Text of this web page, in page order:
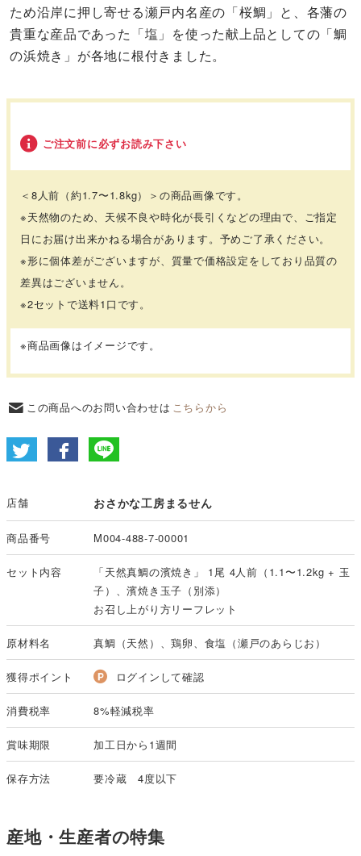
ため沿岸に押し寄せる瀬戸内名産の「桜鯛」と、各藩の
貴重な産品であった「塩」を使った献上品としての「鯛
の浜焼き」が各地に根付きました。
ご注文前に必ずお読み下さい
＜8人前（約1.7〜1.8kg）＞の商品画像です。
※天然物のため、天候不良や時化が長引くなどの理由で、ご指定
日にお届け出来かねる場合があります。予めご了承ください。
※形に個体差がございますが、質量で価格設定をしており品質の
差異はございません。
※2セットで送料1口です。
※商品画像はイメージです。
この商品へのお問い合わせは こちらから
店舗 おさかな工房まるせん
商品番号 M004-488-7-00001
セット内容
「天然真鯛の濱焼き」 1尾 4人前（1.1〜1.2kg + 玉
子）、濱焼き玉子（別添）
お召し上がり方リーフレット
原材料名 真鯛（天然）、鶏卵、食塩（瀬戸のあらじお）
獲得ポイント ログインして確認
消費税率 8%軽減税率
賞味期限 加工日から1週間
保存方法 要冷蔵 4度以下
産地・生産者の特集